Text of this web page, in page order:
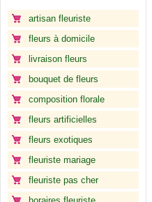
artisan fleuriste
fleurs à domicile
livraison fleurs
bouquet de fleurs
composition florale
fleurs artificielles
fleurs exotiques
fleuriste mariage
fleuriste pas cher